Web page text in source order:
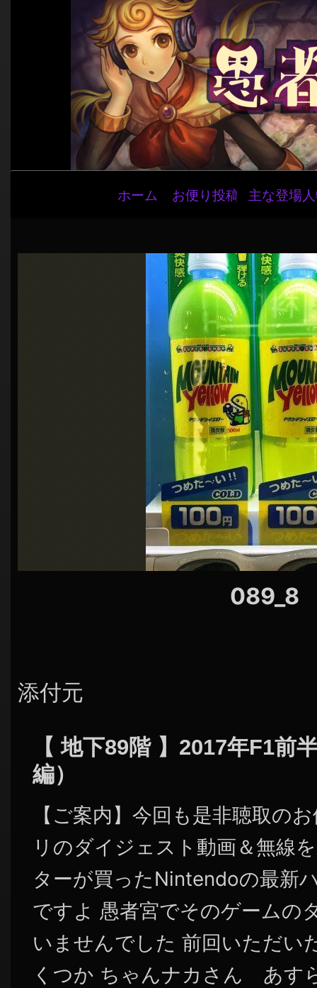
ビ
ゲ
ー
シ
ョ
ン
ホーム お便り投稿 主な登場
089_8
添付元
【 地下89階 】2017年F1前
編）
【ご案内】今回も是非聴取の
リのダイジェスト動画＆無線
ターが買ったNintendoの最新
ですよ 愚者宮でそのゲームの
いませんでした 前回いただい
くつか ちゃんナカさん あ